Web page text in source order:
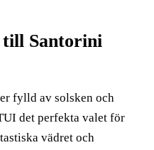
Santorini
fylld av solsken och
det perfekta valet för
vädret och